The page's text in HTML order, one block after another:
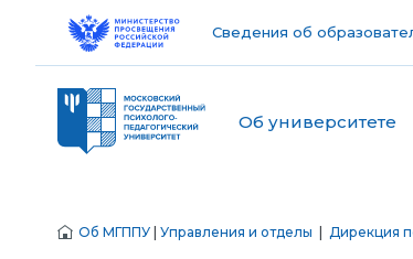
Сведения об
Об университете
Об МГППУ Управления и отделы Дирекция